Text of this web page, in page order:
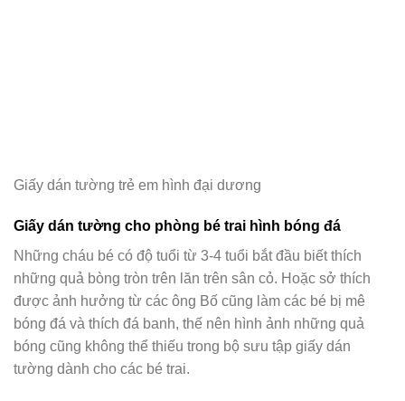
Giấy dán tường trẻ em hình đại dương
Giấy dán tường cho phòng bé trai hình bóng đá
Những cháu bé có độ tuổi từ 3-4 tuổi bắt đầu biết thích
những quả bòng tròn trên lăn trên sân cỏ. Hoặc sở thích
được ảnh hưởng từ các ông Bố cũng làm các bé bị mê
bóng đá và thích đá banh, thế nên hình ảnh những quả
bóng cũng không thể thiếu trong bộ sưu tập giấy dán
tường dành cho các bé trai.